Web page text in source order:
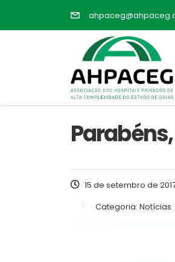
15 de setembro de
Categoria: Notícias